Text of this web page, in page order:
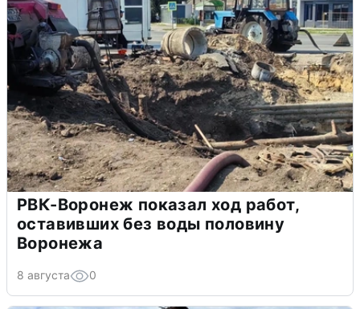
РВК-Воронеж показал ход работ,
оставивших без воды половину
Воронежа
8 августа 0